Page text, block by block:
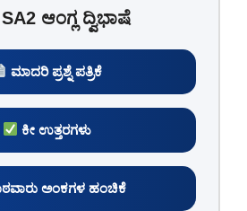
ಆಂಗ್ಲ ದ್ವಿಭಾಷೆ
ಮಾದರಿ ಪ್ರಶ್ನೆ ಪತ್ರಿಕೆ
ಕೀ ಉತ್ತರಗಳು
ಅಂಕಗಳ ಹಂಚಿಕೆ